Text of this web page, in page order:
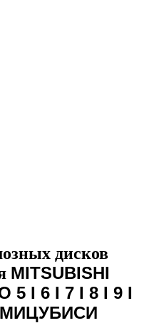
дисков
MITSUBISHI
5 I 6 I 7 I 8 I 9 I
МИЦУБИСИ